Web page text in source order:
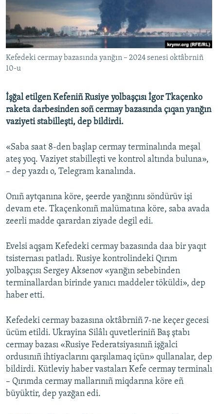
Русский
Українською
QOŞULIÑIZ!
RFE/RS bütün saytları
Kefedeki cermay bazasında yanğın – 2024 senesi oktâbrniñ
10-u
İşğal etilgen Kefeniñ Rusiye yolbaşçısı İgor Tkaçenko
raketa darbesinden soñ cermay bazasında çıqan yanğın
vaziyeti stabilleşti, dep bildirdi.
«Saba saat 8-den başlap cermay terminalında meşal
ateş yoq. Vaziyet stabilleşti ve kontrol altında buluna»,
– dep yazdı o, Telegram kanalında.
Onıñ aytqanına köre, şeerde yanğınnı söndürüv işi
devam ete. Tkaçenkonıñ malümatına köre, saba avada
zeerli madde qarardan ziyade degil edi.
Evelsi aqşam Kefedeki cermay bazasında daa bir yaqıt
tsisternası patladı. Rusiye kontrolindeki Qırım
yolbaşçısı Sergey Aksenov «yanğın sebebinden
terminallardan birinde yanıcı maddeler töküldi», dep
haber etti.
Kefedeki cermay bazasına oktâbrniñ 7-ne keçer gecesi
ücüm etildi. Ukrayina Silâlı quvetleriniñ Baş ştabı
cermay bazası «Rusiye Federatsiyasınıñ işğalci
ordusınıñ ihtiyaclarını qarşılamaq içün» qullanalar, dep
bildirdi. Kütleviy haber vastaları Kefe cermay terminalı
– Qırımda cermay mallarınıñ miqdarına köre eñ
büyüktir, dep yazğan edi.